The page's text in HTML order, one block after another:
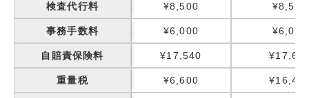
検査代行料 ¥8,500 ¥8,500
事務手数料 ¥6,000 ¥6,000
自賠責保険料 ¥17,540
重量税 ¥6,600